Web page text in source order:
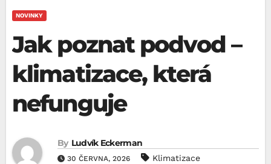
NOVINKY
Jak poznat podvod –
klimatizace, která
nefunguje
By Ludvík Eckerman
30 ČERVNA, 2026 Klimatizace